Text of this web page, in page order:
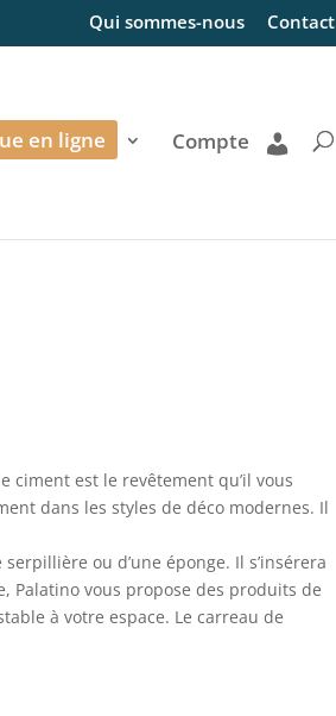
Qui sommes-nous Contact
en ligne Compte
est le revêtement qu’il vous
dans les styles de déco modernes. Il
ou d’une éponge. Il s’insérera
Palatino vous propose des produits de
à votre espace. Le carreau de